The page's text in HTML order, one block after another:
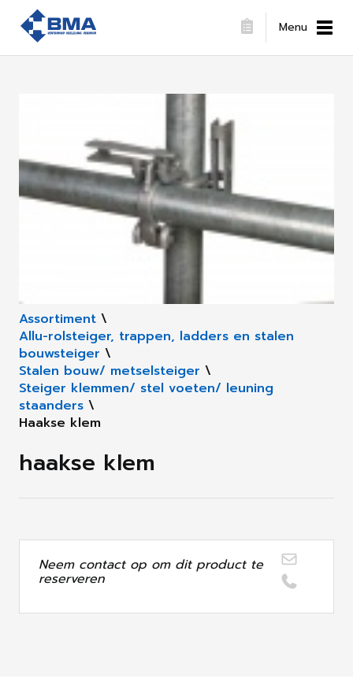
Menu
Assortiment \
Allu-rolsteiger, trappen, ladders en stalen
bouwsteiger \
Stalen bouw/ metselsteiger \
Steiger klemmen/ stel voeten/ leuning
staanders \
Haakse klem
haakse klem
Neem contact op om dit product te
reserveren